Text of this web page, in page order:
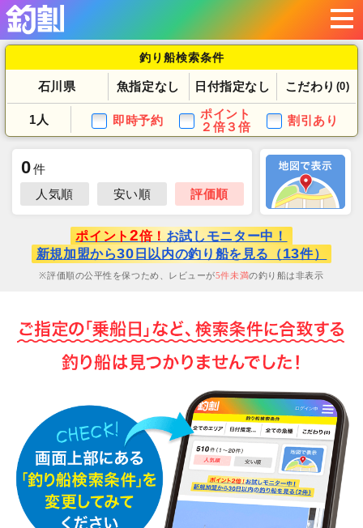
釣り船検索条件
石川県 魚指定なし 日付指定なし こだわり (0)
1人 即時予約
ポイント
２倍３倍
割引あり
0件
人気順
安い順 評価順
ポイント 2倍！ お試しモニター中！
新規加盟から30 日以内の釣り船を見る（13件）
評価順の公平性を保つため、レビューが5件未満の釣り船は非表示